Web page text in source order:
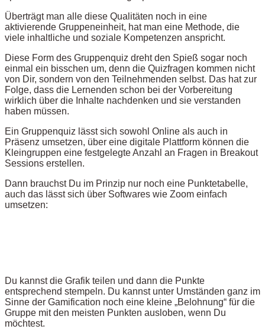
Überträgt man alle diese Qualitäten noch in eine
aktivierende Gruppeneinheit, hat man eine Methode, die
viele inhaltliche und soziale Kompetenzen anspricht.
Diese Form des Gruppenquiz dreht den Spieß sogar noch
einmal ein bisschen um, denn die Quizfragen kommen nicht
von Dir, sondern von den Teilnehmenden selbst. Das hat zur
Folge, dass die Lernenden schon bei der Vorbereitung
wirklich über die Inhalte nachdenken und sie verstanden
haben müssen.
Ein Gruppenquiz lässt sich sowohl Online als auch in
Präsenz umsetzen, über eine digitale Plattform können die
Kleingruppen eine festgelegte Anzahl an Fragen in Breakout
Sessions erstellen.
Dann brauchst Du im Prinzip nur noch eine Punktetabelle,
auch das lässt sich über Softwares wie Zoom einfach
umsetzen:
Du kannst die Grafik teilen und dann die Punkte
entsprechend stempeln. Du kannst unter Umständen ganz im
Sinne der Gamification noch eine kleine „Belohnung“ für die
Gruppe mit den meisten Punkten ausloben, wenn Du
möchtest.